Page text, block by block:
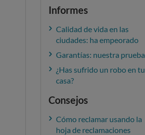
Informes
Calidad de vida en las
ciudades: ha empeorado
Garantías: nuestra prueba
¿Has sufrido un robo en tu
casa?
Consejos
Cómo reclamar usando la
hoja de reclamaciones